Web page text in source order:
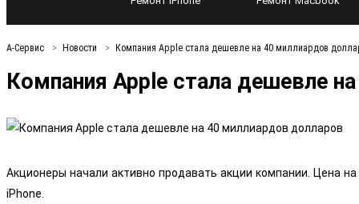
А-Сервис Новости Компания Apple стала дешевле на 40 миллиардов
Компания Apple стала дешевле
Акционеры начали активно продавать акции компании. Цена
iPhone.